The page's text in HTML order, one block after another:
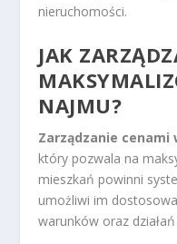
nieruchomości.
JAK
NAJMU?
Zarządzanie cenami
który pozwala na
mieszkań powinni
umożliwi im
warunków oraz